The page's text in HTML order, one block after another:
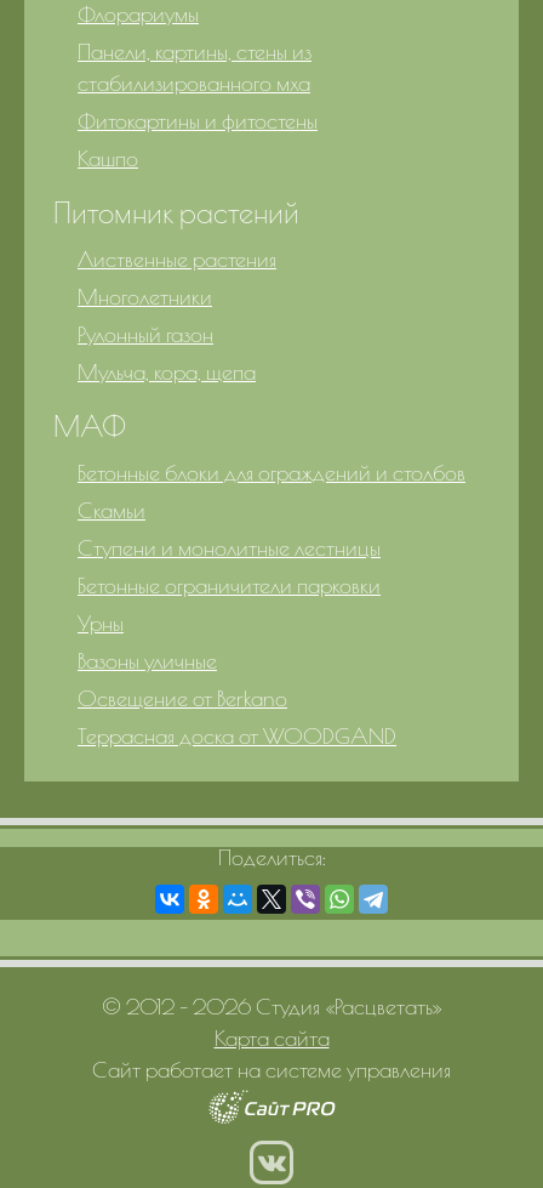
Флорариумы
Панели, картины, стены из
стабилизированного мха
Фитокартины и фитостены
Кашпо
Питомник растений
Лиственные растения
Многолетники
Рулонный газон
Мульча, кора, щепа
МАФ
Бетонные блоки для ограждений и столбов
Скамьи
Ступени и монолитные лестницы
Бетонные ограничители парковки
Урны
Вазоны уличные
Освещение от Berkano
Террасная доска от WOODGAND
Поделиться:
© 2012 – 2026 Студия «Расцветать»
Карта сайта
Сайт работает на системе управления